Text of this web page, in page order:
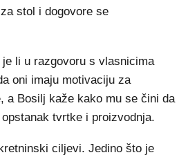
stol i dogovore se
li u razgovoru s vlasnicima
oni imaju motivaciju za
a Bosilj kaže kako mu se čini da
tvrtke i proizvodnja.
ciljevi. Jedino što je